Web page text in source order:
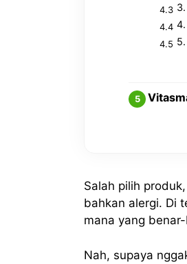
Salah pilih
bahkan alergi. Di
mana yang
Nah, supaya